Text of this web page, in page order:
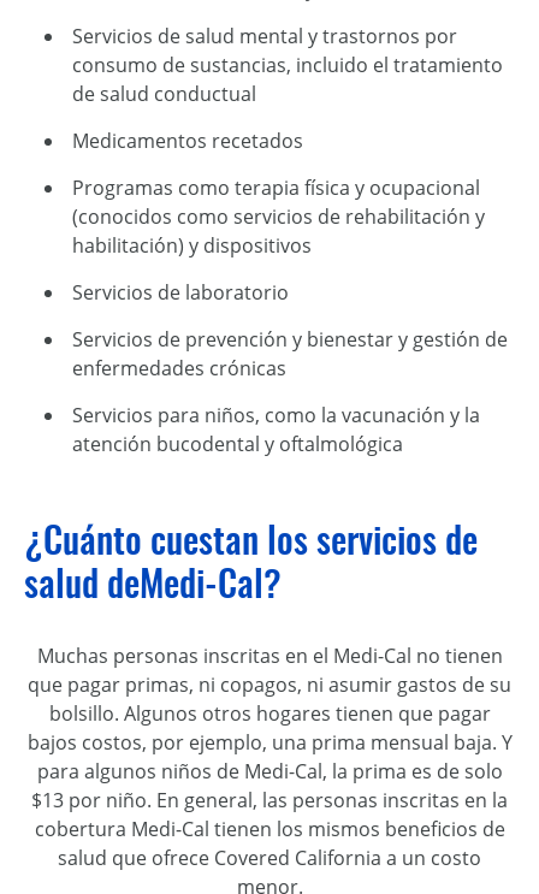
Servicios de salud mental y trastornos por
consumo de sustancias, incluido el tratamiento
de salud conductual
Medicamentos recetados
Programas como terapia física y ocupacional
(conocidos como servicios de rehabilitación y
habilitación) y dispositivos
Servicios de laboratorio
Servicios de prevención y bienestar y gestión de
enfermedades crónicas
Servicios para niños, como la vacunación y la
atención bucodental y oftalmológica
¿Cuánto cuestan los servicios de
salud deMedi-Cal?
Muchas personas inscritas en el Medi-Cal no tienen
que pagar primas, ni copagos, ni asumir gastos de su
bolsillo. Algunos otros hogares tienen que pagar
bajos costos, por ejemplo, una prima mensual baja. Y
para algunos niños de Medi-Cal, la prima es de solo
$13 por niño. En general, las personas inscritas en la
cobertura Medi-Cal tienen los mismos beneficios de
salud que ofrece Covered California a un costo
menor.